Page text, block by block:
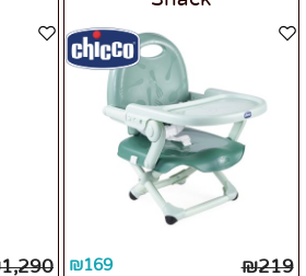
₪219
₪169
1,290